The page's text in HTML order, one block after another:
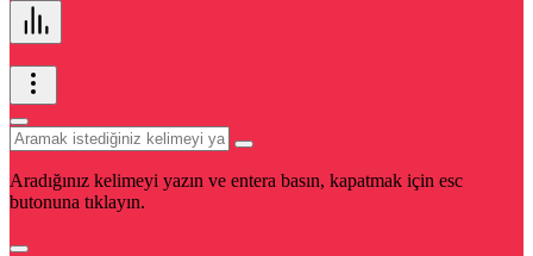
Aradığınız kelimeyi yazın ve entera basın, kapatmak için esc
butonuna tıklayın.